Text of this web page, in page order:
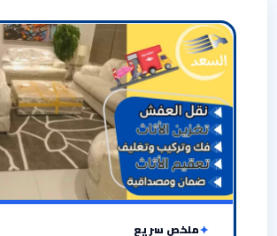
ملخص سريع